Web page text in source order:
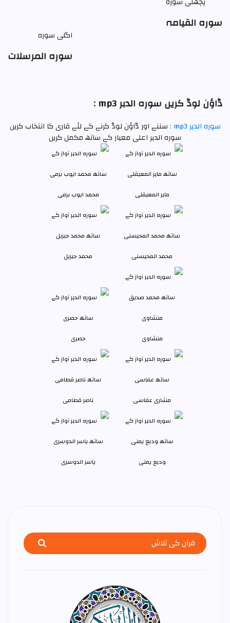
سورہ القیامہ
اگلی سورہ
سورہ المرسلات
ڈاؤن لوڈ کریں سورہ الدہر mp3 :
سورہ الدہر mp3 :
سننے اور ڈاؤن لوڈ کرنے کے لئے قاری کا انتخاب کریں
سورہ الدہر اعلی معیار کے ساتھ مکمل کریں
ماہر المعیقلی محمد ایوب برمی
محمد المحیسنی محمد جبريل
منشاوی حصری
مشاری عفاسی ناصر قطامی
وديع يمنی یاسر الدوسری